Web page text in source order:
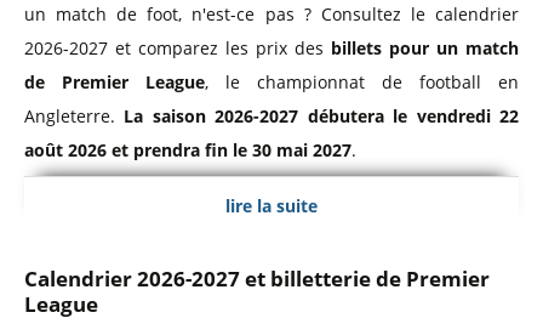
un match de foot, n'est-ce pas ? Consultez le calendrier
2026-2027 et comparez les prix des billets pour un match
de Premier League, le championnat de football en
Angleterre. La saison 2026-2027 débutera le vendredi 22
août 2026 et prendra fin le 30 mai 2027.
Premier League, Championnat d'Angleterre
Lechampionnat d'Angleterre de football
a vu le jour en
1888 sous le nom de Football League. Il prendra ensuite le
lire la suite
Calendrier 2026-2027 et billetterie de Premier
League